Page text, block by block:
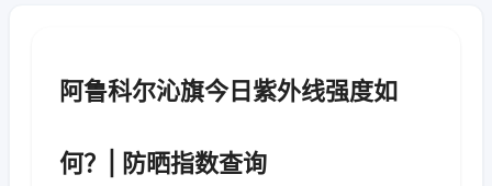
阿鲁科尔沁旗今日紫外线强度如
何？| 防晒指数查询